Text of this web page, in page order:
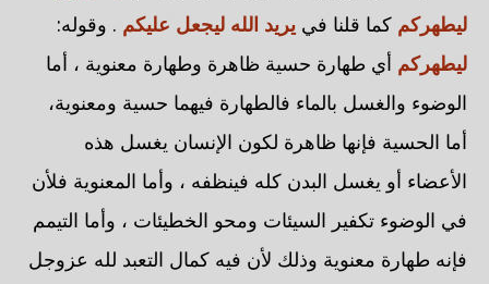
ليطهركم كما قلنا في يريد الله ليجعل عليكم . وقوله:
ليطهركم أي طهارة حسية ظاهرة وطهارة معنوية ، أما
الوضوء والغسل بالماء فالطهارة فيهما حسية ومعنوية،
أما الحسية فإنها ظاهرة لكون الإنسان يغسل هذه
الأعضاء أو يغسل البدن كله فينظفه ، وأما المعنوية فلأن
في الوضوء تكفير السيئات ومحو الخطيئات ، وأما التيمم
فإنه طهارة معنوية وذلك لأن فيه كمال التعبد لله عزوجل